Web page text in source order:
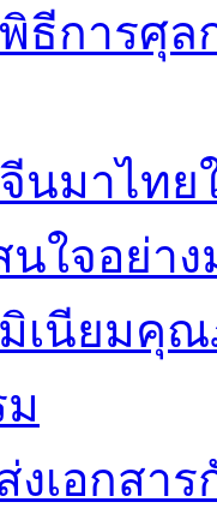
ธีการศุล
นมาไท
ใจอย่าง
เนียมคุ
ส่งเอกส